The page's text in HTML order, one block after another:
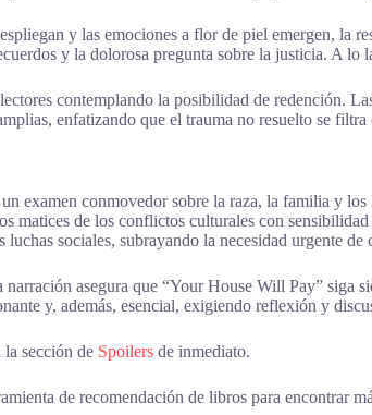
y las emociones a flor de piel emergen, la
y la dolorosa pregunta sobre la justicia. A
contemplando la posibilidad de redención.
enfatizando que el trauma no resuelto se filtra
examen conmovedor sobre la raza, la familia y
matices de los conflictos culturales con
luchas sociales, subrayando la necesidad urgente
narración asegura que “Your House Will Pay”
y, además, esencial, exigiendo reflexión y
la sección de Spoilers de inmediato.
de recomendación de libros para encontrar